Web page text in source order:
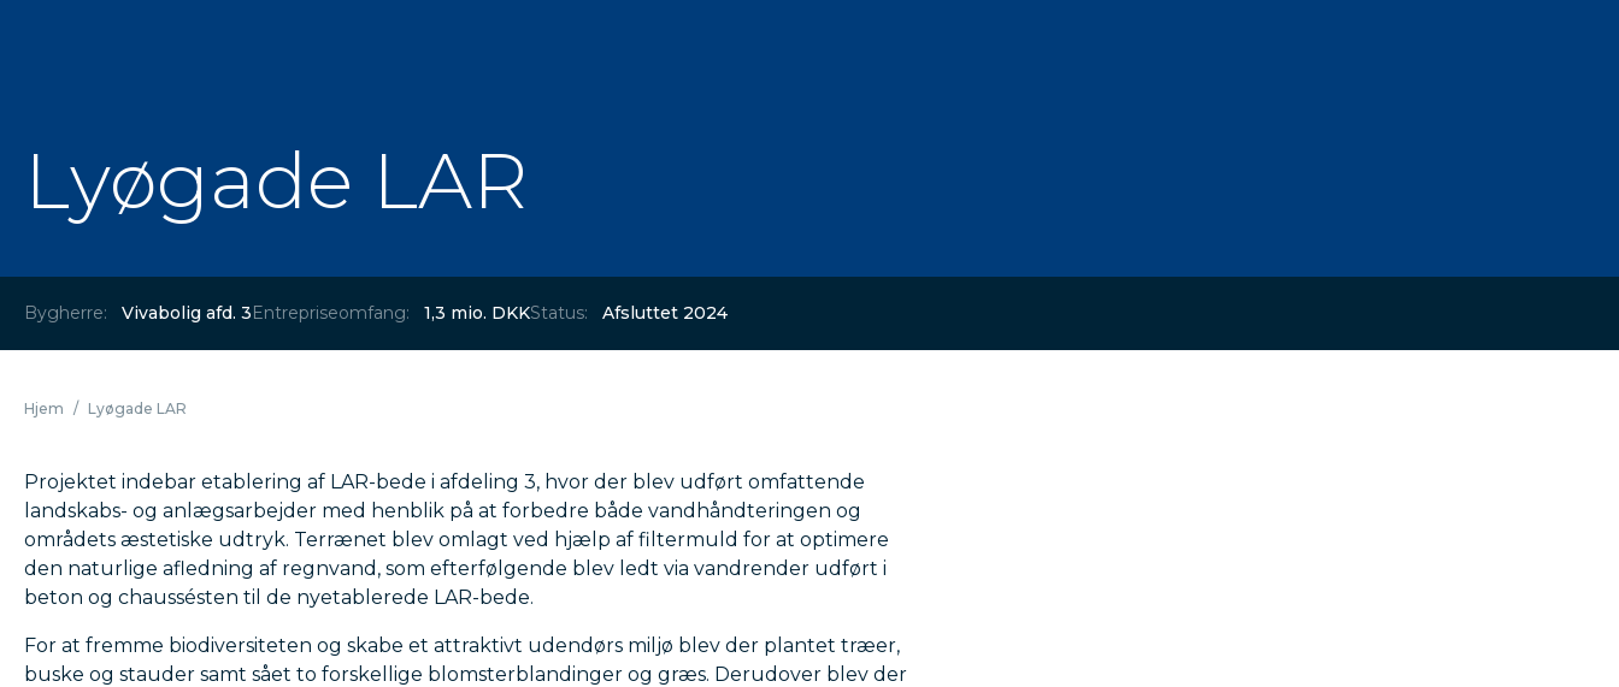
Lyøgade LAR
Bygherre: Vivabolig afd. 3Entrepriseomfang: 1,3 mio. DKKStatus: Afsluttet 2024
Hjem / Lyøgade LAR
Projektet indebar etablering af LAR-bede i afdeling 3, hvor der blev udført omfattende
landskabs- og anlægsarbejder med henblik på at forbedre både vandhåndteringen og
områdets æstetiske udtryk. Terrænet blev omlagt ved hjælp af filtermuld for at optimere
den naturlige afledning af regnvand, som efterfølgende blev ledt via vandrender udført i
beton og chaussésten til de nyetablerede LAR-bede.
For at fremme biodiversiteten og skabe et attraktivt udendørs miljø blev der plantet træer,
buske og stauder samt sået to forskellige blomsterblandinger og græs. Derudover blev der